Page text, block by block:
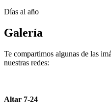
Días al año
Galería
Te compartimos algunas de las
nuestras redes:
Altar 7-24